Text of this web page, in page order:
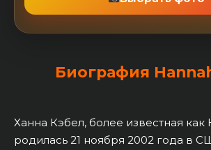
Биография
Ханна Кэбел, более известная как
родилась 21 ноября 2002 года в